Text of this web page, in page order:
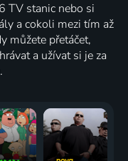
TV stanic nebo si
a cokoli mezi tím až
můžete přetáčet,
a užívat si je za